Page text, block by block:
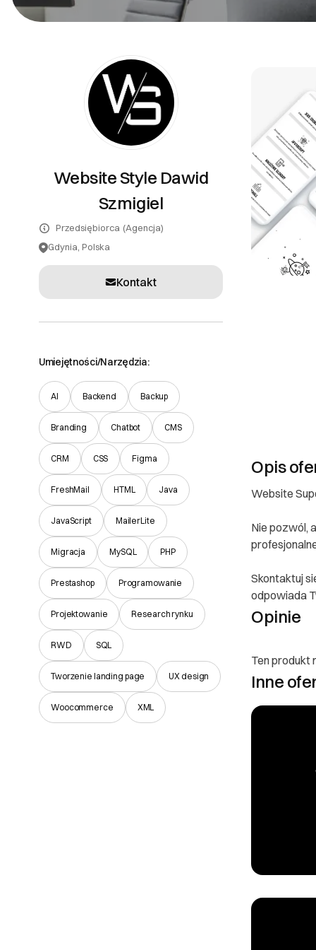
PR
Systemy teleinformatyczne
Tłumaczenia
Inne usługi
Website Style Dawid
Szmigiel
Przedsiębiorca (Agencja)
Gdynia, Polska
Kontakt
Umiejętności/Narzędzia:
AI Backend Backup
Branding Chatbot CMS
CRM CSS Figma
FreshMail HTML Java
JavaScript MailerLite
Migracja MySQL PHP
Prestashop Programowanie
Projektowanie Research rynku
RWD SQL
Tworzenie landing page UX design
Woocommerce XML
Website Style
81-451 Gdynia
Opis
Website
Nie pozwól,
Skontaktuj
odpowiada
Opinie
Ten produkt
Inne